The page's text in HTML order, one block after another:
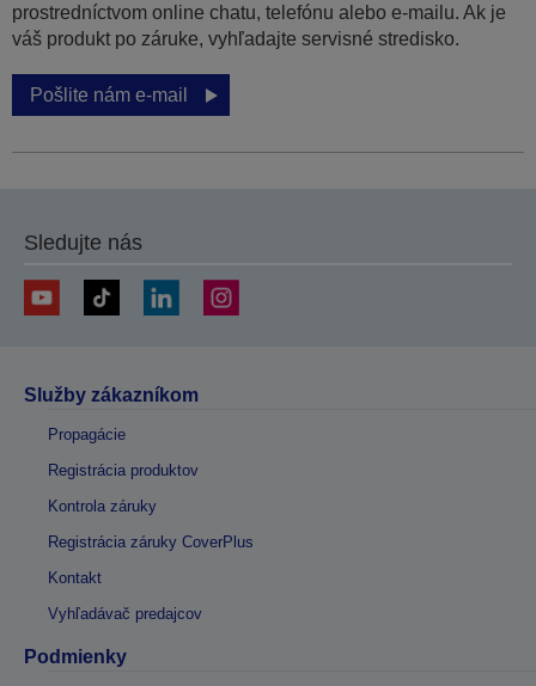
prostredníctvom online chatu, telefónu alebo e-mailu. Ak je
váš produkt po záruke, vyhľadajte servisné stredisko.
Pošlite nám e-mail
Sledujte nás
Služby zákazníkom
Propagácie
Registrácia produktov
Kontrola záruky
Registrácia záruky CoverPlus
Kontakt
Vyhľadávač predajcov
Podmienky